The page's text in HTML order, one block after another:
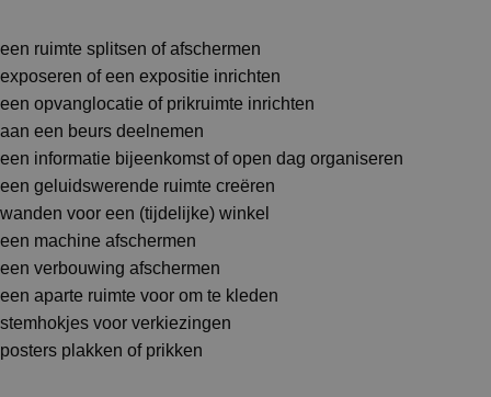
een ruimte splitsen of afschermen
exposeren of een expositie inrichten
een opvanglocatie of prikruimte inrichten
aan een beurs deelnemen
een informatie bijeenkomst of open dag organiseren
een geluidswerende ruimte creëren
wanden voor een (tijdelijke) winkel
een machine afschermen
een verbouwing afschermen
een aparte ruimte voor om te kleden
stemhokjes voor verkiezingen
posters plakken of prikken